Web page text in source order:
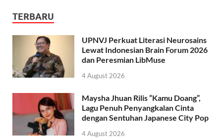
TERBARU
UPNVJ Perkuat Literasi Neurosains
Lewat Indonesian Brain Forum 2026
dan Peresmian LibMuse
4 August 2026
Maysha Jhuan Rilis “Kamu Doang”,
Lagu Penuh Penyangkalan Cinta
dengan Sentuhan Japanese City Pop
4 August 2026